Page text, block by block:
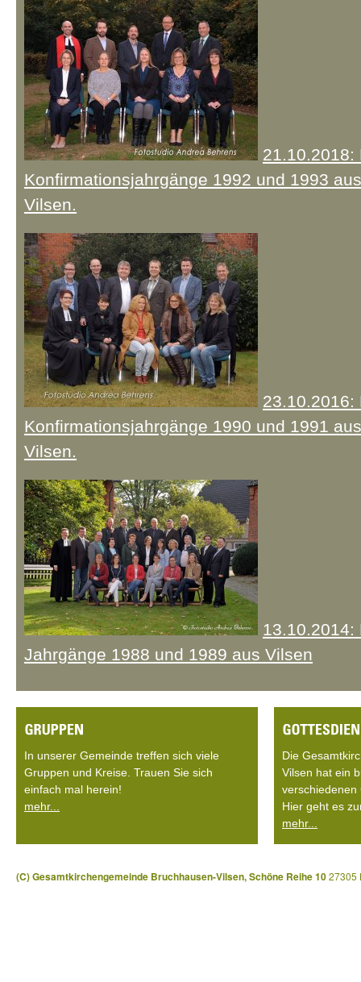
21.10.2018:
Konfirmationsjahrgänge 1992 und 1993
Vilsen.
23.10.2016:
Konfirmationsjahrgänge 1990 und 1991
Vilsen.
13.10.2014:
Jahrgänge 1988 und 1989 aus Vilsen
In unserer Gemeinde treffen sich viele
Gruppen und Kreise. Trauen Sie sich
einfach mal herein!
mehr...
Die
Vilsen hat ein
verschiedenen
Hier geht es
mehr...
(C) Gesamtkirchengemeinde Bruchhausen-Vilsen, Schöne Reihe 1027305